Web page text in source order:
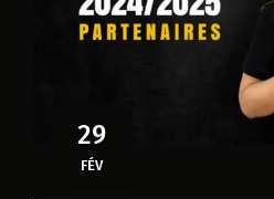
29
FÉV